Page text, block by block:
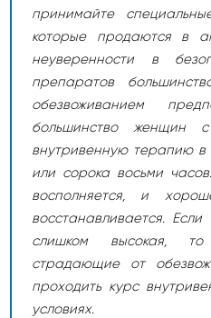
принимайте
которые продаются в
неуверенности в
препаратов
обезвоживанием
большинство женщин
внутривенную терапию в
или сорока восьми
восполняется, и
восстанавливается.
слишком высокая,
страдающие от
проходить курс
условиях.